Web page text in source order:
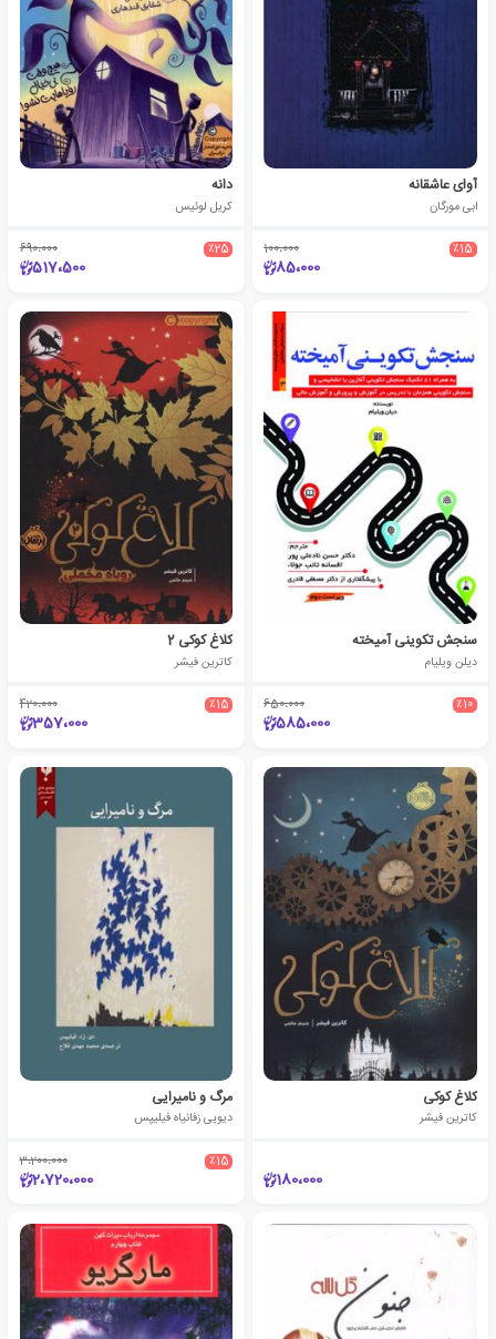
آوای عاشقانه
ابی مورگان
٪15 100،000
85،000
دانه
کریل لوئیس
٪25 690،000
517،500
سنجش تکوینی آمیخته
دیلن ویلیام
٪10 650،000
585،000
کلاغ کوکی 2
کاترین فیشر
٪15 420،000
357،000
کلاغ کوکی
کاترین فیشر
180،000
مرگ و نامیرایی
دیویی زفانیاه فیلیپس
٪15 3،200،000
2،720،000